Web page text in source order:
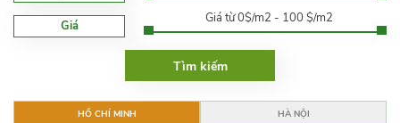
Giá Giá từ 0$/m2 - 100 $/m2
HỒ CHÍ MINH HÀ NỘI